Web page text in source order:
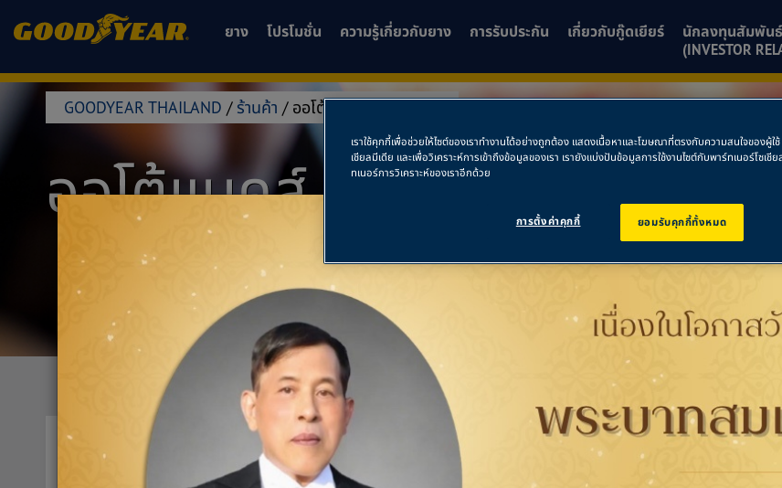
ยาง โปรโมชั่น ความรู้เกี่ยวกับยาง การรับประกัน เกี่ยวกับกู๊ดเยียร์
นักลงทุนสัมพันธ์
(INVESTOR
GOODYEAR THAILAND / ร้านค้า / ออโต้แบคส์ นครปฐม 4
ออโต้แบคส์ นครปฐม 4
ออโต้แบคส์ นครปฐม 4
85/3 ถ.เพชรเกษม ตำบลลำพญา
Autobacs
เราใช้คุกกี้เพื่อช่วยให้ไซต์ของเราทำงานได้อย่างถูกต้อง แสดงเนื้อหาและโฆษณาที่ตรงกับความสนใจของผู้ใ
เชียลมีเดีย และเพื่อวิเคราะห์การเข้าถึงข้อมูลของเรา เรายังแบ่งปันข้อมูลการใช้งานไซต์กับพาร์ทเนอร์โซเ
ทเนอร์การวิเคราะห์ของเราอีกด้วย
ยอมรับคุกกี้ทั้งหมด
การตั้งค่าคุกกี้